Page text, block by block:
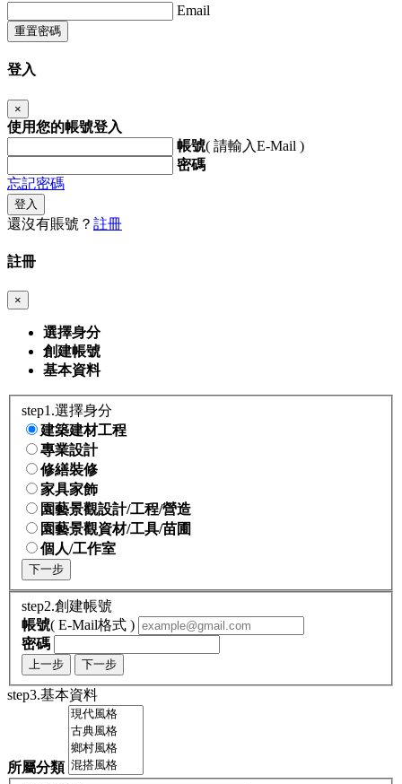
Email
重置密碼
登入
×
使用您的帳號登入
帳號( 請輸入E-Mail )
密碼
忘記密碼
登入
還沒有賬號？ 註冊
註冊
×
選擇身分
創建帳號
基本資料
step1.選擇身分
建築建材工程
專業設計
修繕裝修
家具家飾
園藝景觀設計/工程/營造
園藝景觀資材/工具/苗圃
個人/工作室
下一步
step2.創建帳號
帳號( E-Mail格式 )
密碼
上一步 下一步
step3.基本資料
所屬分類